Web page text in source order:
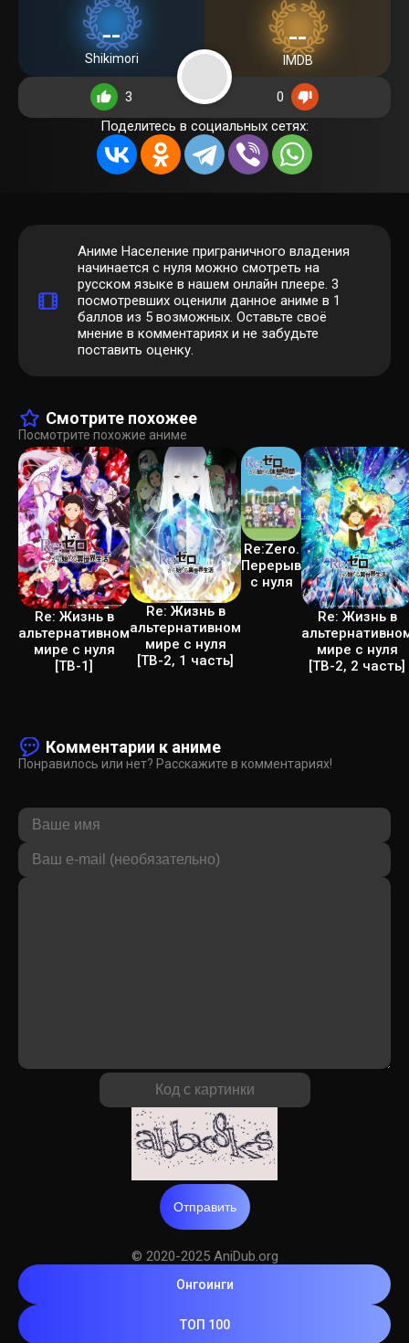
--
Shikimori
--
IMDB
3
0
Поделитесь в социальных сетях:
Аниме Население приграничного владения
начинается с нуля можно смотреть на
русском языке в нашем онлайн плеере. 3
посмотревших оценили данное аниме в 1
баллов из 5 возможных. Оставьте своё
мнение в комментариях и не забудьте
поставить оценку.
Смотрите похожее
Посмотрите похожие аниме
Re: Жизнь в
альтернативном
мире с нуля
[ТВ-1]
Re: Жизнь в
альтернативном
мире с нуля
[ТВ-2, 1 часть]
Re:Zero.
Перерыв
с нуля
Re: Жизнь в
мире с нуля
[ТВ-2, 2 часть]
Комментарии к аниме
Понравилось или нет? Расскажите в комментариях!
Отправить
© 2020-2025 AniDub.org
Онгоинги
ТОП 100